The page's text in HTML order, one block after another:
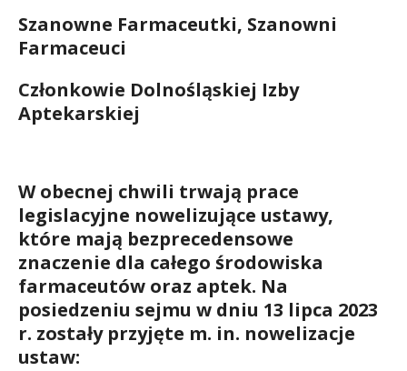
Szanowne Farmaceutki, Szanowni
Farmaceuci
Członkowie Dolnośląskiej Izby
Aptekarskiej
W obecnej chwili trwają prace
legislacyjne nowelizujące ustawy,
które mają bezprecedensowe
znaczenie dla całego środowiska
farmaceutów oraz aptek. Na
posiedzeniu sejmu w dniu 13 lipca 2023
r. zostały przyjęte m. in. nowelizacje
ustaw: